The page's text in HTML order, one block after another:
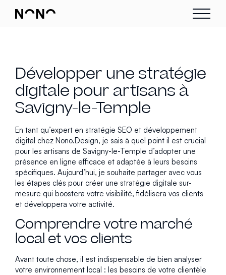
Développer une stratégie
digitale pour artisans à
Savigny-le-Temple
En tant qu’expert en stratégie SEO et développement
digital chez Nono.Design, je sais à quel point il est crucial
pour les artisans de Savigny-le-Temple d’adopter une
présence en ligne efficace et adaptée à leurs besoins
spécifiques. Aujourd’hui, je souhaite partager avec vous
les étapes clés pour créer une stratégie digitale sur-
mesure qui boostera votre visibilité, fidélisera vos clients
et développera votre activité.
Comprendre votre marché
local et vos clients
Avant toute chose, il est indispensable de bien analyser
votre environnement local : les besoins de votre clientèle